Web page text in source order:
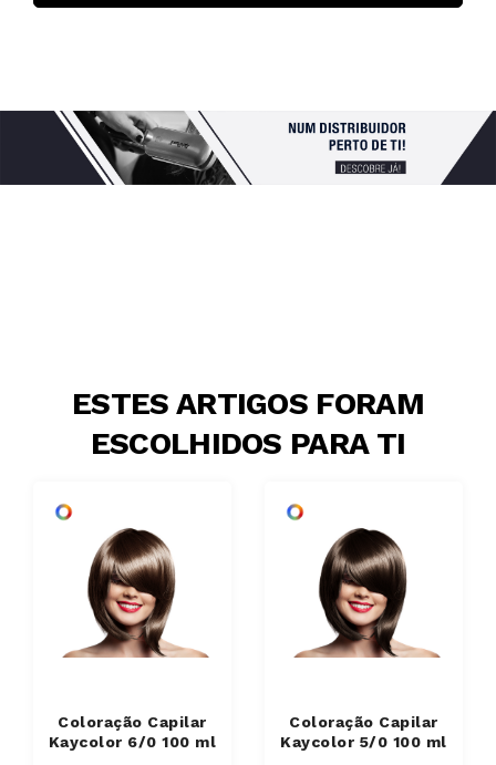
ESTES ARTIGOS FORAM
ESCOLHIDOS PARA TI
Coloração Capilar
Kaycolor 6/0 100 ml
Coloração Capilar
Kaycolor 5/0 100 ml